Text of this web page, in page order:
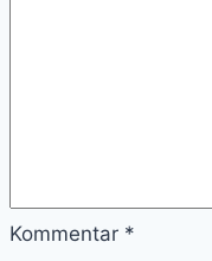
Kommentar *